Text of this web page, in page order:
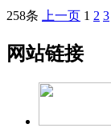
258条 上一页 1 2 3
网站链接